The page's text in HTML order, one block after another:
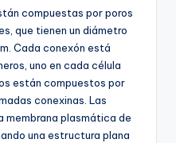
compuestas por poros
que tienen un diámetro
Cada conexón está
uno en cada célula
están compuestos por
conexinas. Las
membrana plasmática de
una estructura plana